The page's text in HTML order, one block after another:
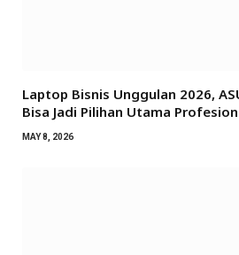
Laptop Bisnis Unggulan 2026,
Bisa Jadi Pilihan Utama
MAY 8, 2026